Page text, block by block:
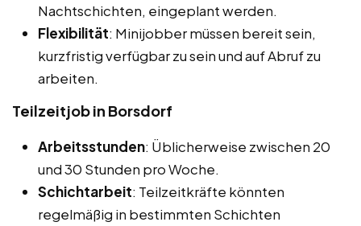
Nachtschichten, eingeplant werden.
Flexibilität: Minijobber müssen bereit sein,
kurzfristig verfügbar zu sein und auf Abruf zu
arbeiten.
Teilzeitjob in Borsdorf
Arbeitsstunden: Üblicherweise zwischen 20
und 30 Stunden pro Woche.
Schichtarbeit: Teilzeitkräfte könnten
regelmäßig in bestimmten Schichten